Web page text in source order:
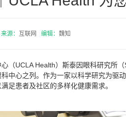
来源： 互联网 编辑： 魏知
（UCLA Health）斯泰因眼科研究所
中心之列。作为一家以科学研究为驱
足患者及社区的多样化健康需求。